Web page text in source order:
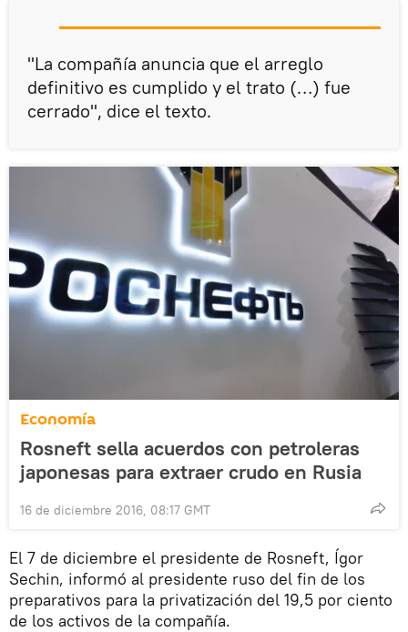
"La compañía anuncia que el arreglo
definitivo es cumplido y el trato (…) fue
cerrado", dice el texto.
Economía
Rosneft sella acuerdos con petroleras
japonesas para extraer crudo en Rusia
16 de diciembre 2016, 08:17 GMT
El 7 de diciembre el presidente de Rosneft, Ígor
Sechin, informó al presidente ruso del fin de los
preparativos para la privatización del 19,5 por ciento
de los activos de la compañía.